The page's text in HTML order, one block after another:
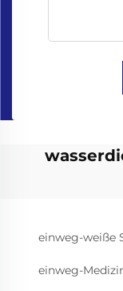
einweg-weiße
einweg-